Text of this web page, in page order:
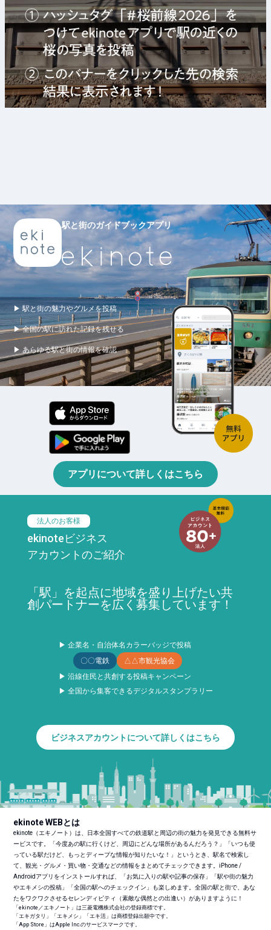
駅と街のガイドブックアプリ
▶ 駅と街の魅力やグルメを投稿
▶ 全国の駅に訪れた記録を残せる
▶ あらゆる駅と街の情報を確認
アプリについて詳しくはこちら
法人のお客様
ekinoteビジネス
アカウントのご紹介
「駅」を起点に地域を盛り上げたい共
創パートナーを広く募集しています！
▶ 企業名・自治体名カラーバッジで投稿
〇〇電鉄
△△市観光協会
▶ 沿線住民と共創する投稿キャンペーン
▶ 全国から集客できるデジタルスタンプラリー
ビジネスアカウントについて詳しくはこちら
ekinote WEBとは
ekinote（エキノート）は、日本全国すべての鉄道駅と周辺の街の魅力を発見できる無料サ
ービスです。「今度あの駅に行くけど、周辺にどんな場所があるんだろう？」「いつも使
っている駅だけど、もっとディープな情報が知りたいな！」というとき、駅名で検索し
て、観光・グルメ・買い物・交通などの情報をまとめてチェックできます。iPhone /
Androidアプリをインストールすれば、「お気に入りの駅や記事の保存」「駅や街の魅力
やエキメシの投稿」「全国の駅へのチェックイン」も楽しめます。全国の駅と街で、あな
たをワクワクさせるセレンディピティ（素敵な偶然との出逢い）がありますように！
「ekinote／エキノート」は三菱電機株式会社の登録商標です。
「エキガタリ」「エキメシ」「エキ活」は商標登録出願中です。
「App Store」はApple Inc.のサービスマークです。